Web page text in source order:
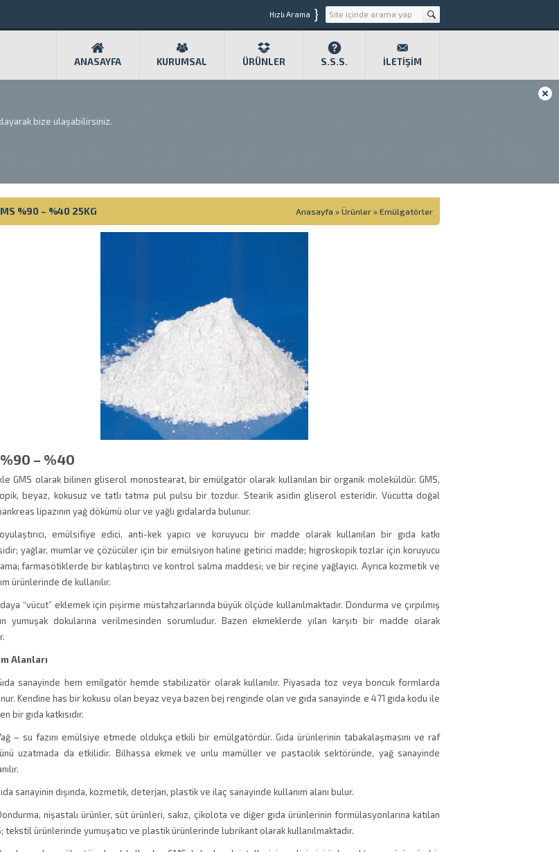
Hızlı Arama }
ANASAYFA KURUMSAL ÜRÜNLER S.S.S. İLETIŞIM
bize ulaşabilirsiniz.
%90 – %40 25KG Anasayfa » Ürünler » Emülgatörler
– %40
GMS olarak bilinen gliserol monostearat, bir emülgatör olarak kullanılan bir organik moleküldür. GMS,
beyaz, kokusuz ve tatlı tatma pul pulsu bir tozdur. Stearik asidin gliserol esteridir. Vücutta doğal
lipazının yağ dökümü olur ve yağlı gıdalarda bulunur.
emülsifiye edici, anti-kek yapıcı ve koruyucu bir madde olarak kullanılan bir gıda katkı
yağlar, mumlar ve çözücüler için bir emülsiyon haline getirici madde; higroskopik tozlar için koruyucu
farmasötiklerde bir katılaştırıcı ve kontrol salma maddesi; ve bir reçine yağlayıcı. Ayrıca kozmetik ve
ürünlerinde de kullanılır.
“vücut” eklemek için pişirme müstahzarlarında büyük ölçüde kullanılmaktadır. Dondurma ve çırpılmış
yumuşak dokularına verilmesinden sorumludur. Bazen ekmeklerde yılan karşıtı bir madde olarak
Alanları
sanayinde hem emilgatör hemde stabilizatör olarak kullanılır. Piyasada toz veya boncuk formlarda
Kendine has bir kokusu olan beyaz veya bazen bej renginde olan ve gıda sanayinde e 471 gıda kodu ile
bir gıda katkısıdır.
– su fazını emülsiye etmede oldukça etkili bir emülgatördür. Gıda ürünlerinin tabakalaşmasını ve raf
uzatmada da etkilidir. Bilhassa ekmek ve unlu mamüller ve pastacılık sektöründe, yağ sanayinde
sanayinin dışında, kozmetik, deterjan, plastik ve ilaç sanayinde kullanım alanı bulur.
nişastalı ürünler, süt ürünleri, sakız, çikolota ve diğer gıda ürünlerinin formülasyonlarına katılan
tekstil ürünlerinde yumuşatıcı ve plastik ürünlerinde lubrikant olarak kullanılmaktadır.